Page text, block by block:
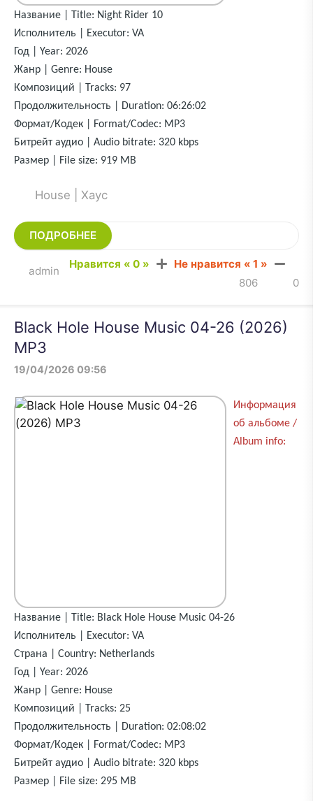
Название | Title: Night Rider 10
Исполнитель | Executor: VA
Год | Year: 2026
Жанр | Genre: House
Композиций | Tracks: 97
Продолжительность | Duration: 06:26:02
Формат/Кодек | Format/Codec: MP3
Битрейт аудио | Audio bitrate: 320 kbps
Размер | File size: 919 MB
House | Хаус
ПОДРОБНЕЕ
Нравится « 0 » Не нравится « 1 »
admin
0
806
Black Hole House Music 04-26 (2026)
MP3
19/04/2026 09:56
Информация
об альбоме /
Album info:
Название | Title: Black Hole House Music 04-26
Исполнитель | Executor: VA
Страна | Country: Netherlands
Год | Year: 2026
Жанр | Genre: House
Композиций | Tracks: 25
Продолжительность | Duration: 02:08:02
Формат/Кодек | Format/Codec: MP3
Битрейт аудио | Audio bitrate: 320 kbps
Размер | File size: 295 MB